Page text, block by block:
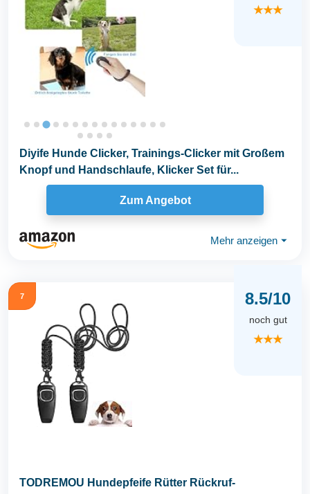
★★★
Diyife Hunde Clicker, Trainings-Clicker mit Großem
Knopf und Handschlaufe, Klicker Set für...
Zum Angebot
Mehr anzeigen ⏷
7 8.5/10
noch gut
★★★
TODREMOU Hundepfeife Rütter Rückruf-